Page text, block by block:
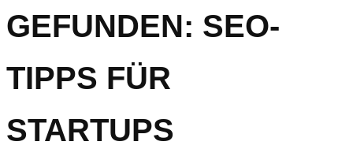
GEFUNDEN: SEO-
TIPPS FÜR
STARTUPS